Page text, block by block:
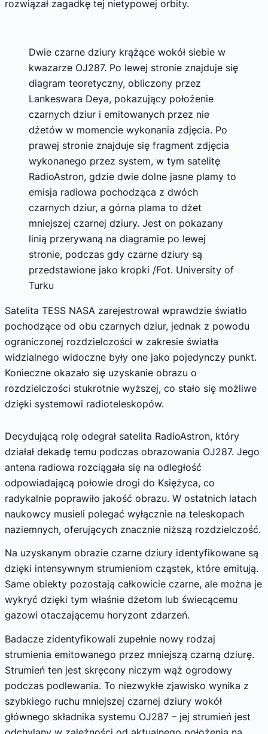
rozwiązał zagadkę tej nietypowej orbity.
Dwie czarne dziury krążące wokół siebie w
kwazarze OJ287. Po lewej stronie znajduje się
diagram teoretyczny, obliczony przez
Lankeswara Deya, pokazujący położenie
czarnych dziur i emitowanych przez nie
dżetów w momencie wykonania zdjęcia. Po
prawej stronie znajduje się fragment zdjęcia
wykonanego przez system, w tym satelitę
RadioAstron, gdzie dwie dolne jasne plamy to
emisja radiowa pochodząca z dwóch
czarnych dziur, a górna plama to dżet
mniejszej czarnej dziury. Jest on pokazany
linią przerywaną na diagramie po lewej
stronie, podczas gdy czarne dziury są
przedstawione jako kropki /Fot. University of
Turku
Satelita TESS NASA zarejestrował wprawdzie światło
pochodzące od obu czarnych dziur, jednak z powodu
ograniczonej rozdzielczości w zakresie światła
widzialnego widoczne były one jako pojedynczy punkt.
Konieczne okazało się uzyskanie obrazu o
rozdzielczości stukrotnie wyższej, co stało się możliwe
dzięki systemowi radioteleskopów.
Decydującą rolę odegrał satelita RadioAstron, który
działał dekadę temu podczas obrazowania OJ287. Jego
antena radiowa rozciągała się na odległość
odpowiadającą połowie drogi do Księżyca, co
radykalnie poprawiło jakość obrazu. W ostatnich latach
naukowcy musieli polegać wyłącznie na teleskopach
naziemnych, oferujących znacznie niższą rozdzielczość.
Na uzyskanym obrazie czarne dziury identyfikowane są
dzięki intensywnym strumieniom cząstek, które emitują.
Same obiekty pozostają całkowicie czarne, ale można je
wykryć dzięki tym właśnie dżetom lub świecącemu
gazowi otaczającemu horyzont zdarzeń.
Badacze zidentyfikowali zupełnie nowy rodzaj
strumienia emitowanego przez mniejszą czarną dziurę.
Strumień ten jest skręcony niczym wąż ogrodowy
podczas podlewania. To niezwykłe zjawisko wynika z
szybkiego ruchu mniejszej czarnej dziury wokół
głównego składnika systemu OJ287 – jej strumień jest